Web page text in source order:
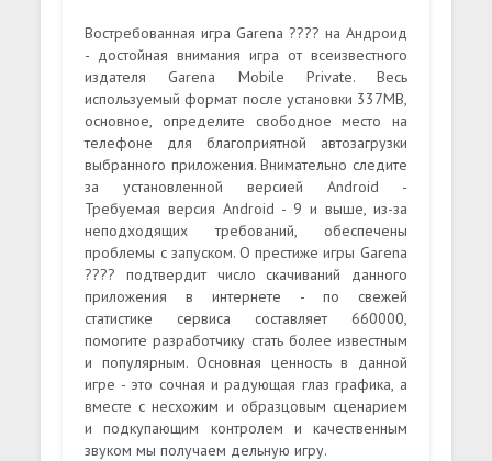
Востребованная игра Garena ???? на Андроид
- достойная внимания игра от всеизвестного
издателя Garena Mobile Private. Весь
используемый формат после установки 337MB,
основное, определите свободное место на
телефоне для благоприятной автозагрузки
выбранного приложения. Внимательно следите
за установленной версией Android -
Требуемая версия Android - 9 и выше, из-за
неподходящих требований, обеспечены
проблемы с запуском. О престиже игры Garena
???? подтвердит число скачиваний данного
приложения в интернете - по свежей
статистике сервиса составляет 660000,
помогите разработчику стать более известным
и популярным. Основная ценность в данной
игре - это сочная и радующая глаз графика, а
вместе с несхожим и образцовым сценарием
и подкупающим контролем и качественным
звуком мы получаем дельную игру.